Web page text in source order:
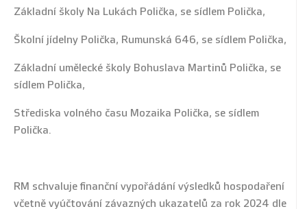
Základní školy Na Lukách Polička, se sídlem Polička,
Školní jídelny Polička, Rumunská 646, se sídlem Polička,
Základní umělecké školy Bohuslava Martinů Polička, se
sídlem Polička,
Střediska volného času Mozaika Polička, se sídlem
Polička.
RM schvaluje finanční vypořádání výsledků hospodaření
včetně vyúčtování závazných ukazatelů za rok 2024 dle